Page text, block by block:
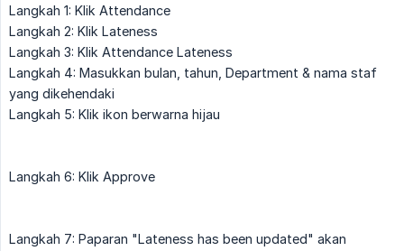
Langkah 1: Klik Attendance
Langkah 2: Klik Lateness
Langkah 3: Klik Attendance Lateness
Langkah 4: Masukkan bulan, tahun, Department & nama staf
yang dikehendaki
Langkah 5: Klik ikon berwarna hijau
Langkah 6: Klik Approve
Langkah 7: Paparan "Lateness has been updated" akan